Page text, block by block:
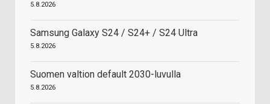
5.8.2026
Samsung Galaxy S24 / S24+ / S24 Ultra
5.8.2026
Suomen valtion default 2030-luvulla
5.8.2026